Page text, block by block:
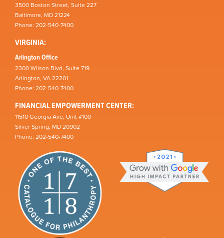
3500 Boston Street, Suite 227
Baltimore, MD 21224
Phone: 202-540-7400
VIRGINIA:
Arlington Office
2300 Wilson Blvd, Suite 719
Arlington, VA 22201
Phone: 202-540-7400
FINANCIAL EMPOWERMENT CENTER:
11510 Georgia Ave, Unit #100
Silver Spring, MD 20902
Phone: 202-540-7400